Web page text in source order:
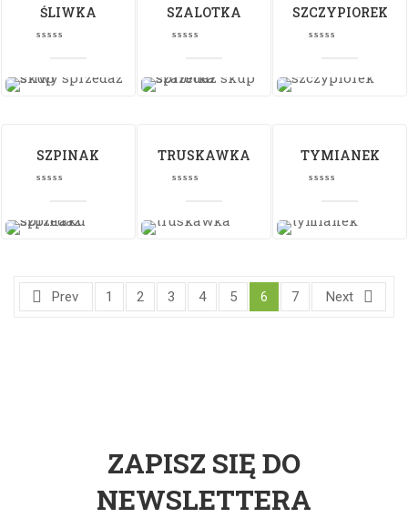
ŚLIWKA SZALOTKA SZCZYPIOREK
SZPINAK TRUSKAWKA TYMIANEK
Prev 1 2 3 4 5 6 7 Next
ZAPISZ SIĘ DO
NEWSLETTERA